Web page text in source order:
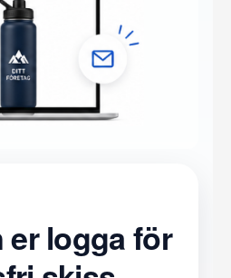
er logga för